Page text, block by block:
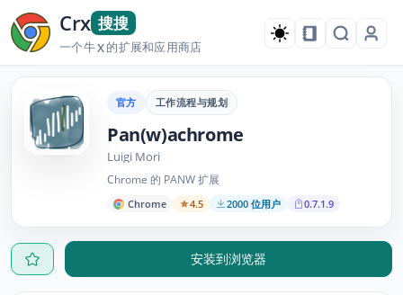
Crx 搜搜
一个牛X的扩展和应用商店
官方 工作流程与规划
Pan(w)achrome
Luigi Mori
Chrome 的 PANW 扩展
Chrome 4.5 2000 位用户 0.7.1.9
安装到浏览器